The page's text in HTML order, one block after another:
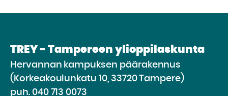
TREY - Tampereen ylioppilaskunta
Hervannan kampuksen päärakennus
(Korkeakoulunkatu 10, 33720 Tampere)
puh. 040 713 0073